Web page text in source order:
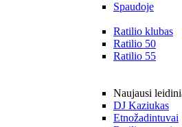
Spaudoje
Ratilio klubas
Ratilio 50
Ratilio 55
Naujausi
DJ Kaziukas
Etnožadintuvai